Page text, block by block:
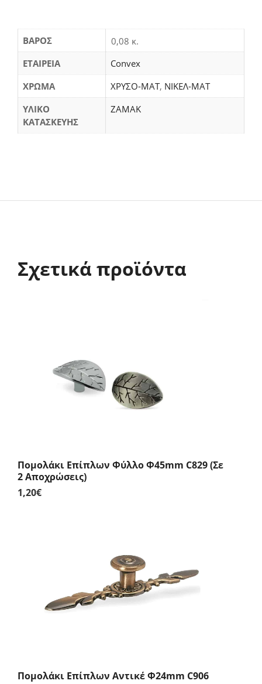
ΒΆΡΟΣ
0,08 κ.
ΕΤΑΙΡΕΙΑ
Convex
ΧΡΩΜΑ
ΧΡΥΣΟ-ΜΑΤ, ΝΙΚΕΛ-ΜΑΤ
ΥΛΙΚΟ
ΚΑΤΑΣΚΕΥΗΣ
ΖΑΜΑΚ
Σχετικά προϊόντα
Πομολάκι Επίπλων Φύλλο Φ45mm C829 (Σε
2 Αποχρώσεις)
1,20€
Πομολάκι Επίπλων Αντικέ Φ24mm C906